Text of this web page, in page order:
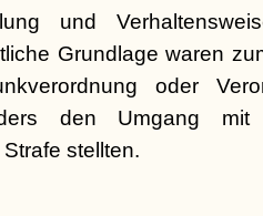
und
Grundlage waren
oder
den Umgang mit
stellten.